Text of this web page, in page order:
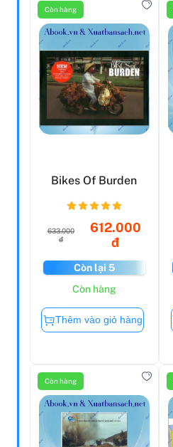
Còn hàng
Bikes Of Burden
633.000
đ
612.000
đ
Còn lại 5
Còn hàng
Thêm vào giỏ hàng
Còn hàng